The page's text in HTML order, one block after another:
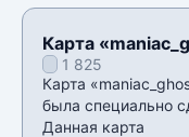
Карта
1 825
Карта
была специально
Данная карта